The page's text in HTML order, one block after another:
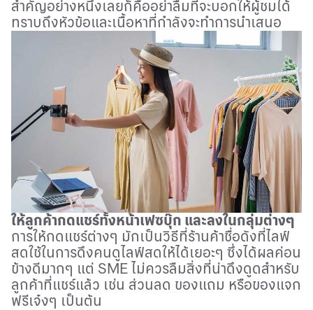
สำคัญอย่างหนึ่งเลยก็คืออย่าลืมที่จะบอกให้ผู้ชมได้
ทราบถึงหัวข้อและเนื้อหาที่กำลังจะทำการนำเสนอ
ให้ลูกค้ากดแชร์ทั้งหน้าเฟซบุ๊ก และลงในกลุ่มต่างๆ
การให้กดแชร์ต่างๆ มักเป็นวิธีที่ร้านค้าชื่อดังที่ไลฟ์
สดใช้ในการดึงคนดูไลฟ์สดให้ได้เยอะๆ ซึ่งได้ผลค่อน
ข้างดีมากๆ แต่ SME ไม่ควรลืมสิ่งที่น่าดึงดูดสำหรับ
ลูกค้าที่แชร์แล้ว เช่น ส่วนลด ของแถม หรือของแจก
ฟรีเจ๋งๆ เป็นต้น